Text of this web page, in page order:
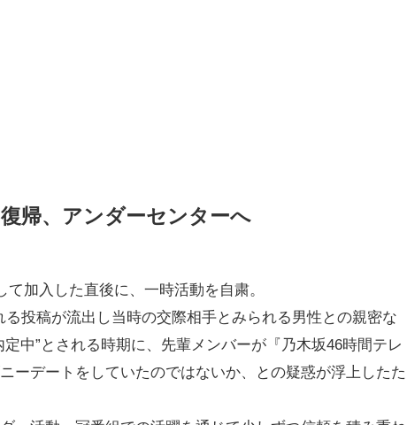
帰、アンダーセンターへ
加入した直後に、一時活動を自粛。
投稿が流出し当時の交際相手とみられる男性との親密な
中”とされる時期に、先輩メンバーが『乃木坂46時間テレ
ーデートをしていたのではないか、との疑惑が浮上したた